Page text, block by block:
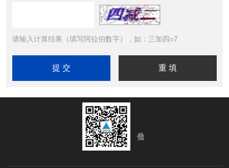
请输入计算结果（填写阿拉伯数字），如：三加四=7